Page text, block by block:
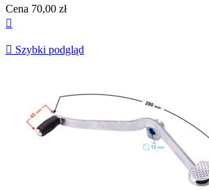
Cena 70,00 zł

 Szybki podgląd